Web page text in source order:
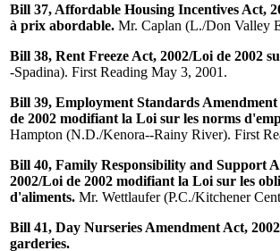
Bill 37, Affordable Housing Incentives Act,
à prix abordable. Mr. Caplan (L./Don Valley
Bill 38, Rent Freeze Act, 2002/Loi de 2002
-Spadina). First Reading May 3, 2001.
Bill 39, Employment Standards
de 2002 modifiant la Loi sur les norms
Hampton (N.D./Kenora--Rainy River). First
Bill 40, Family Responsibility and Support
2002/Loi de 2002 modifiant la Loi sur les
d'aliments. Mr. Wettlaufer (P.C./Kitchener
Bill 41, Day Nurseries Amendment Act,
garderies.